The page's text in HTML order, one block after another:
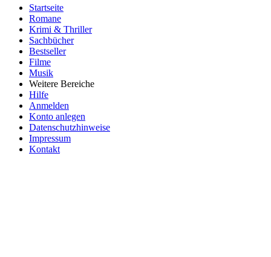
Startseite
Romane
Krimi & Thriller
Sachbücher
Bestseller
Filme
Musik
Weitere Bereiche
Hilfe
Anmelden
Konto anlegen
Datenschutzhinweise
Impressum
Kontakt